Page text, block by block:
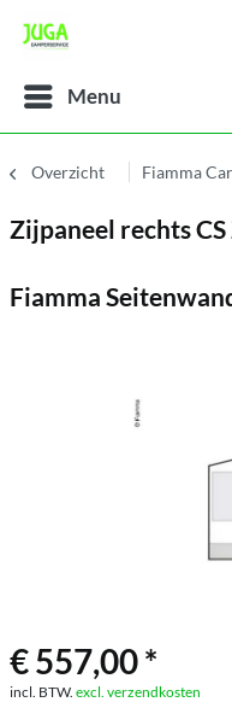
Menu
Overzicht Fiamma
Zijpaneel rechts CS
Fiamma
€ 557,00 *
incl. BTW. excl. verzendkosten